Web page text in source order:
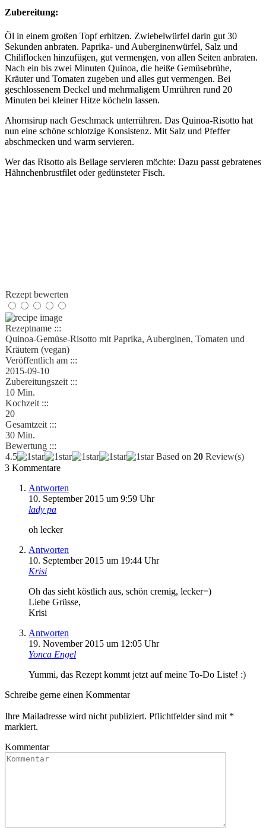
Zubereitung:
Öl in einem großen Topf erhitzen. Zwiebelwürfel darin gut 30
Sekunden anbraten. Paprika- und Auberginenwürfel, Salz und
Chiliflocken hinzufügen, gut vermengen, von allen Seiten anbraten.
Nach ein bis zwei Minuten Quinoa, die heiße Gemüsebrühe,
Kräuter und Tomaten zugeben und alles gut vermengen. Bei
geschlossenem Deckel und mehrmaligem Umrühren rund 20
Minuten bei kleiner Hitze köcheln lassen.
Ahornsirup nach Geschmack unterrühren. Das Quinoa-Risotto hat
nun eine schöne schlotzige Konsistenz. Mit Salz und Pfeffer
abschmecken und warm servieren.
Wer das Risotto als Beilage servieren möchte: Dazu passt gebratenes
Hähnchenbrustfilet oder gedünsteter Fisch.
Rezept bewerten
Rezeptname :::
Quinoa-Gemüse-Risotto mit Paprika, Auberginen, Tomaten und
Kräutern (vegan)
Veröffentlich am :::
2015-09-10
Zubereitungszeit :::
10 Min.
Kochzeit :::
20
Gesamtzeit :::
30 Min.
Bewertung :::
4.5
Based on 20 Review(s)
3 Kommentare
Antworten
10. September 2015 um 9:59 Uhr
lady pa
oh lecker
Antworten
10. September 2015 um 19:44 Uhr
Krisi
Oh das sieht köstlich aus, schön cremig, lecker=)
Liebe Grüsse,
Krisi
Antworten
19. November 2015 um 12:05 Uhr
Yonca Engel
Yummi, das Rezept kommt jetzt auf meine To-Do Liste! :)
Schreibe gerne einen Kommentar
Ihre Mailadresse wird nicht publiziert. Pflichtfelder sind mit *
markiert.
Kommentar